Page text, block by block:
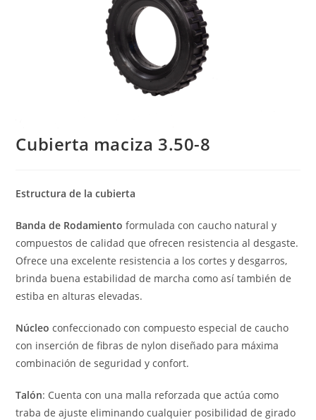
Cubierta maciza 3.50-8
Estructura de la cubierta
Banda de Rodamiento formulada con caucho natural y
compuestos de calidad que ofrecen resistencia al desgaste.
Ofrece una excelente resistencia a los cortes y desgarros,
brinda buena estabilidad de marcha como así también de
estiba en alturas elevadas.
Núcleoconfeccionado con compuesto especial de caucho
con inserción de fibras de nylon diseñado para máxima
combinación de seguridad y confort.
Talón: Cuenta con una malla reforzada que actúa como
traba de ajuste eliminando cualquier posibilidad de girado